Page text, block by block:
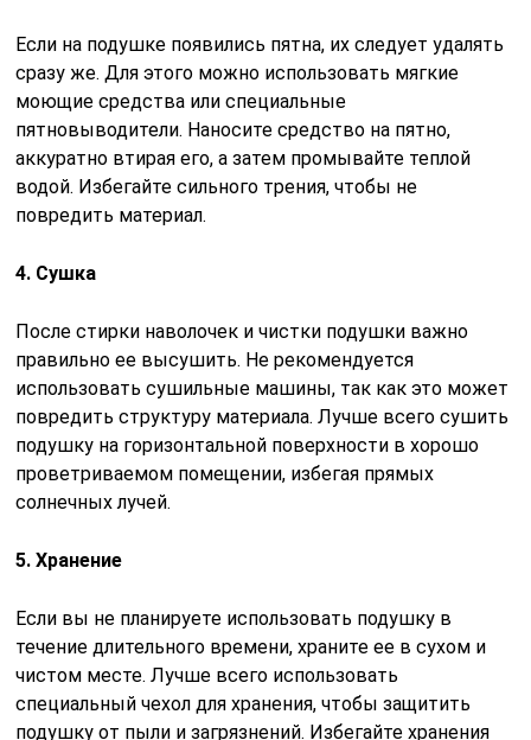
Если на подушке появились пятна, их следует удалять
сразу же. Для этого можно использовать мягкие
моющие средства или специальные
пятновыводители. Наносите средство на пятно,
аккуратно втирая его, а затем промывайте теплой
водой. Избегайте сильного трения, чтобы не
повредить материал.
4. Сушка
После стирки наволочек и чистки подушки важно
правильно ее высушить. Не рекомендуется
использовать сушильные машины, так как это может
повредить структуру материала. Лучше всего сушить
подушку на горизонтальной поверхности в хорошо
проветриваемом помещении, избегая прямых
солнечных лучей.
5. Хранение
Если вы не планируете использовать подушку в
течение длительного времени, храните ее в сухом и
чистом месте. Лучше всего использовать
специальный чехол для хранения, чтобы защитить
подушку от пыли и загрязнений. Избегайте хранения